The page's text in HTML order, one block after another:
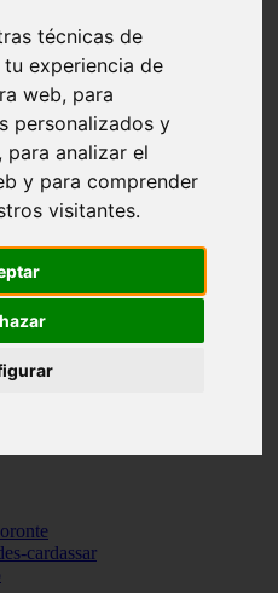
técnicas de
experiencia de
web, para
personalizados y
para analizar el
y para comprender
visitantes.
cardassar